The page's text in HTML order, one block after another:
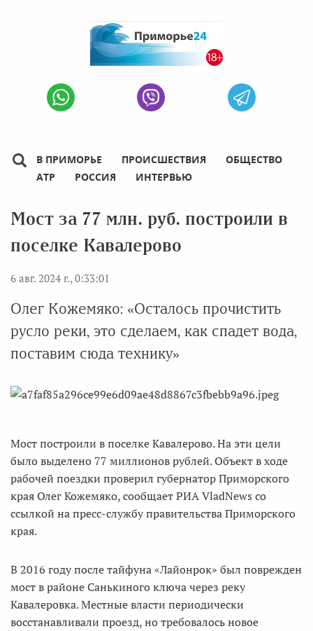
В ПРИМОРЬЕ ПРОИСШЕСТВИЯ
ОБЩЕСТВО
АТР
РОССИЯ ИНТЕРВЬЮ
Мост за 77 млн. руб. построили в
поселке Кавалерово
6 авг. 2024 г., 0:33:01
Олег Кожемяко: «Осталось прочистить
русло реки, это сделаем, как спадет вода,
поставим сюда технику»
Мост построили в поселке Кавалерово. На эти цели
было выделено 77 миллионов рублей. Объект в ходе
рабочей поездки проверил губернатор Приморского
края Олег Кожемяко, сообщает РИА VladNews со
ссылкой на пресс-службу правительства Приморского
края.
В 2016 году после тайфуна «Лайонрок» был поврежден
мост в районе Санькиного ключа через реку
Кавалеровка. Местные власти периодически
восстанавливали проезд, но требовалось новое